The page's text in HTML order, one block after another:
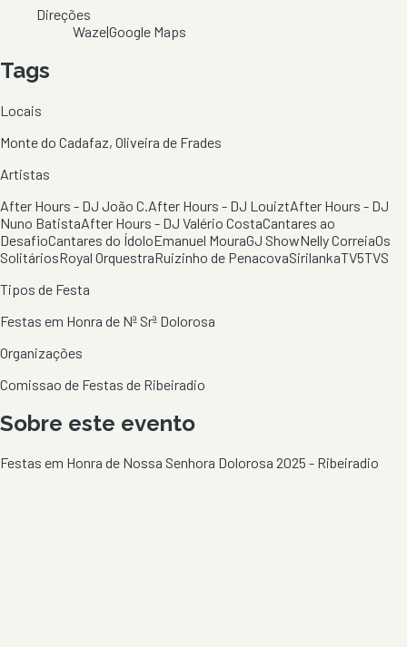
Direções
Waze|Google Maps
Tags
Locais
Monte do Cadafaz, Oliveira de Frades
Artistas
After Hours - DJ João C. After Hours - DJ LouiztAfter Hours - DJ
Nuno BatistaAfter Hours - DJ Valério CostaCantares ao
DesafioCantares do ÍdoloEmanuel MouraGJ ShowNelly CorreiaOs
SolitáriosRoyal OrquestraRuizinho de PenacovaSirilankaTV5TVS
Tipos de Festa
Festas em Honra de Nª Srª Dolorosa
Organizações
Comissao de Festas de Ribeiradio
Sobre este evento
Festas em Honra de Nossa Senhora Dolorosa 2025 - Ribeiradio